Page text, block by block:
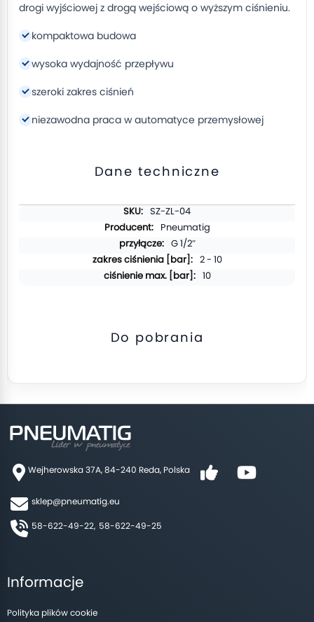
drogi wyjściowej z drogą wejściową o wyższym ciśnieniu.
kompaktowa budowa
wysoka wydajność przepływu
szeroki zakres ciśnień
niezawodna praca w automatyce przemysłowej
Dane techniczne
SZ-ZL-04
Pneumatig
G 1/2″
2 - 10
10
Do pobrania
Wejherowska 37A, 84-240 Reda, Polska
sklep@pneumatig.eu
58-622-49-22, 58-622-49-25
Informacje
Polityka plików cookie